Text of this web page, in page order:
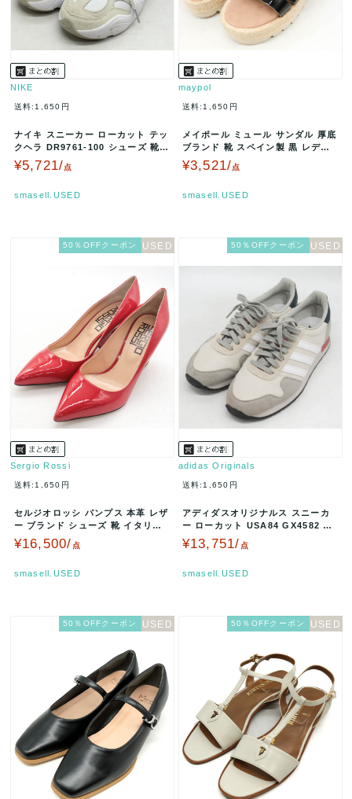
NIKE
送料:1,650円
ナイキ スニーカー ローカット テッ
クヘラ DR9761-100 シューズ 靴
白 レディース 23…
¥5,721/点
smasell.USED
maypol
送料:1,650円
メイポール ミュール サンダル 厚底
ブランド 靴 スペイン製 黒 レディ
ース 37サイズ ブラック…
¥3,521/点
smasell.USED
50％OFFクーポン
Sergio Rossi
送料:1,650円
セルジオロッシ パンプス 本革 レザ
ー ブランド シューズ 靴 イタリア
製 赤 レディース 38サイ…
¥16,500/ 点
smasell.USED
50％OFFクーポン
adidas Originals
送料:1,650円
アディダスオリジナルス スニーカ
ー ローカット USA84 GX4582 シ
ューズ 靴 メンズ 27…
¥13,751/ 点
smasell.USED
50％OFFクーポン 50％OFFクーポン